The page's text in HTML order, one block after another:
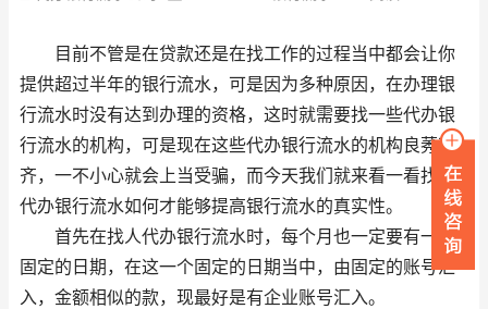
目前不管是在贷款还是在找工作的过程当中都会让你
提供超过半年的银行流水，可是因为多种原因，在办理银
行流水时没有达到办理的资格，这时就需要找一些代办银
行流水的机构，可是现在这些代办银行流水的机构良莠不
齐，一不小心就会上当受骗，而今天我们就来看一看找人
代办银行流水如何才能够提高银行流水的真实性。
首先在找人代办银行流水时，每个月也一定要有一个
固定的日期，在这一个固定的日期当中，由固定的账号汇
入，金额相似的款，现最好是有企业账号汇入。